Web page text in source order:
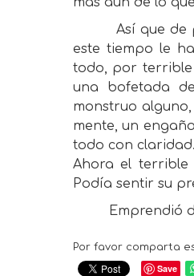
Así que de
este tiempo le
todo, por terrible
una bofetada
monstruo
mente, un
todo con
Ahora el terrible
Podía sentir su
Emprendió
Por favor comparta
Save